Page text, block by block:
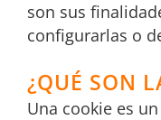
son sus
configurarlas o
¿QUÉ SON
Una cookie es